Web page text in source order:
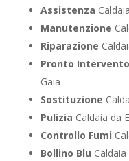
Assistenza
Manutenzione
Riparazione
Pronto Intervento
Gaia
Sostituzione
Pulizia Caldaia da
Controllo Fumi
Bollino Blu